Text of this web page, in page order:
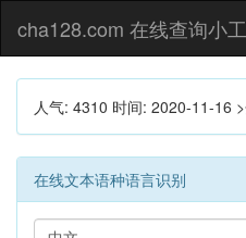
cha128.com 在线查询小
人气: 4310 时间: 2020-11-16
在线文本语种语言识别